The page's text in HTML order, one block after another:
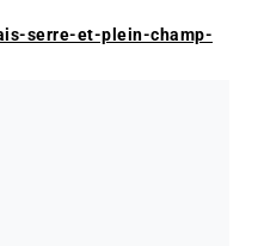
serre-et-plein-champ-